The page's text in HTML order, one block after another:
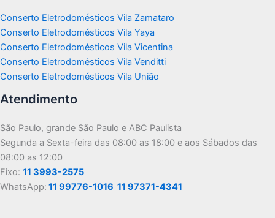
Conserto Eletrodomésticos Vila Zamataro
Conserto Eletrodomésticos Vila Yaya
Conserto Eletrodomésticos Vila Vicentina
Conserto Eletrodomésticos Vila Venditti
Conserto Eletrodomésticos Vila União
Atendimento
São Paulo, grande São Paulo e ABC Paulista
Segunda a Sexta-feira das 08:00 as 18:00 e aos Sábados das
08:00 as 12:00
Fixo: 11 3993-2575
WhatsApp: 11 99776-1016 11 97371-4341